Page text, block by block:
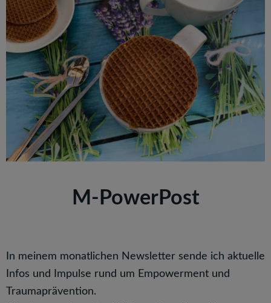
M-PowerPost
In meinem monatlichen Newsletter sende ich aktuelle
Infos und Impulse rund um Empowerment und
Traumaprävention.